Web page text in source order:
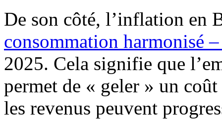
De son côté, l’inflation en
consommation harmonisé
2025. Cela signifie que
permet de « geler » un
les revenus peuvent